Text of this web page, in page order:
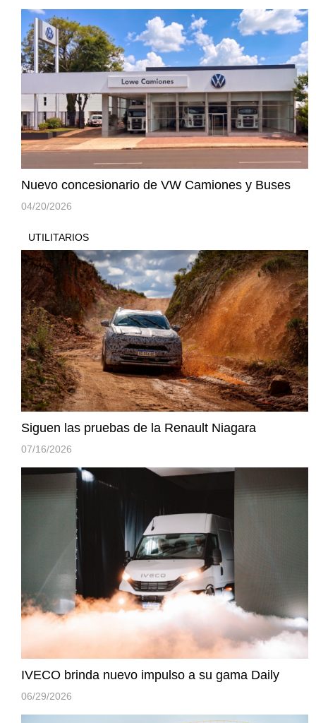
Nuevo concesionario de VW Camiones y Buses
04/20/2026
UTILITARIOS
Siguen las pruebas de la Renault Niagara
07/16/2026
IVECO brinda nuevo impulso a su gama Daily
06/29/2026